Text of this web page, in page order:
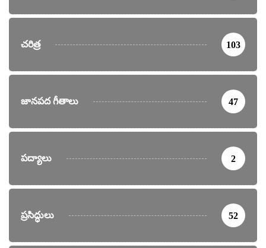
చరిత్ర 103
జానపద గీతాలు 47
పద్యాలు 2
ప్రసిద్ధులు 52